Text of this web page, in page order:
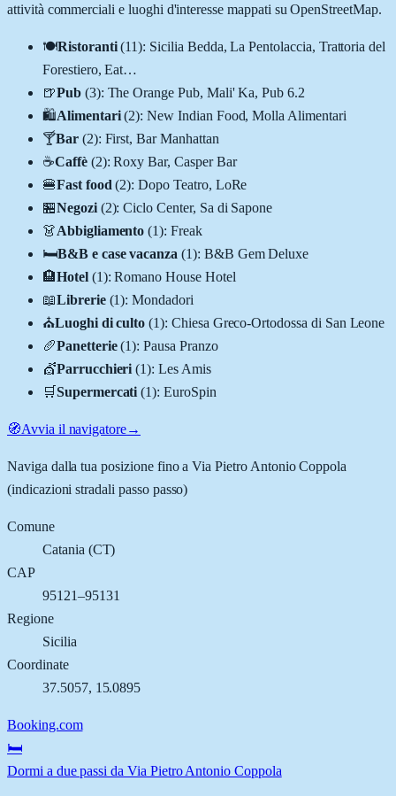
attività commerciali e luoghi d'interesse mappati su OpenStreetMap.
🍽️Ristoranti (11): Sicilia Bedda, La Pentolaccia, Trattoria del
Forestiero, Eat…
🍺Pub (3): The Orange Pub, Mali' Ka, Pub 6.2
🛍️Alimentari (2):New Indian Food, Molla Alimentari
🍸Bar (2): First, Bar Manhattan
☕Caffè (2):Roxy Bar, Casper Bar
🍔Fast food (2):Dopo Teatro, LoRe
🏪Negozi (2):Ciclo Center, Sa di Sapone
👗Abbigliamento (1):Freak
🛏️B&B e case vacanza (1): B&B Gem Deluxe
🏨Hotel (1):Romano House Hotel
📖Librerie (1):Mondadori
⛪Luoghi di culto (1): Chiesa Greco-Ortodossa di San Leone
🥖Panetterie (1):Pausa Pranzo
💇Parrucchieri (1):Les Amis
🛒Supermercati (1):EuroSpin
🧭Avvia il navigatore→
Naviga dalla tua posizione fino aVia Pietro Antonio Coppola
(indicazioni stradali passo passo)
Comune
Catania (CT)
CAP
95121–95131
Regione
Sicilia
Coordinate
37.5057, 15.0895
Booking.com
🛏️
Dormi a due passi da Via Pietro Antonio Coppola